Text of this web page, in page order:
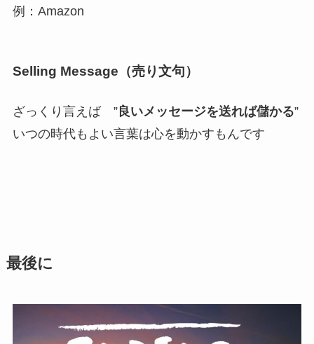
例：Amazon
Selling Message（売り文句）
ざっくり言えば ”良いメッセージを送れば儲かる”
いつの時代もよい言葉は心を動かすもんです
最後に